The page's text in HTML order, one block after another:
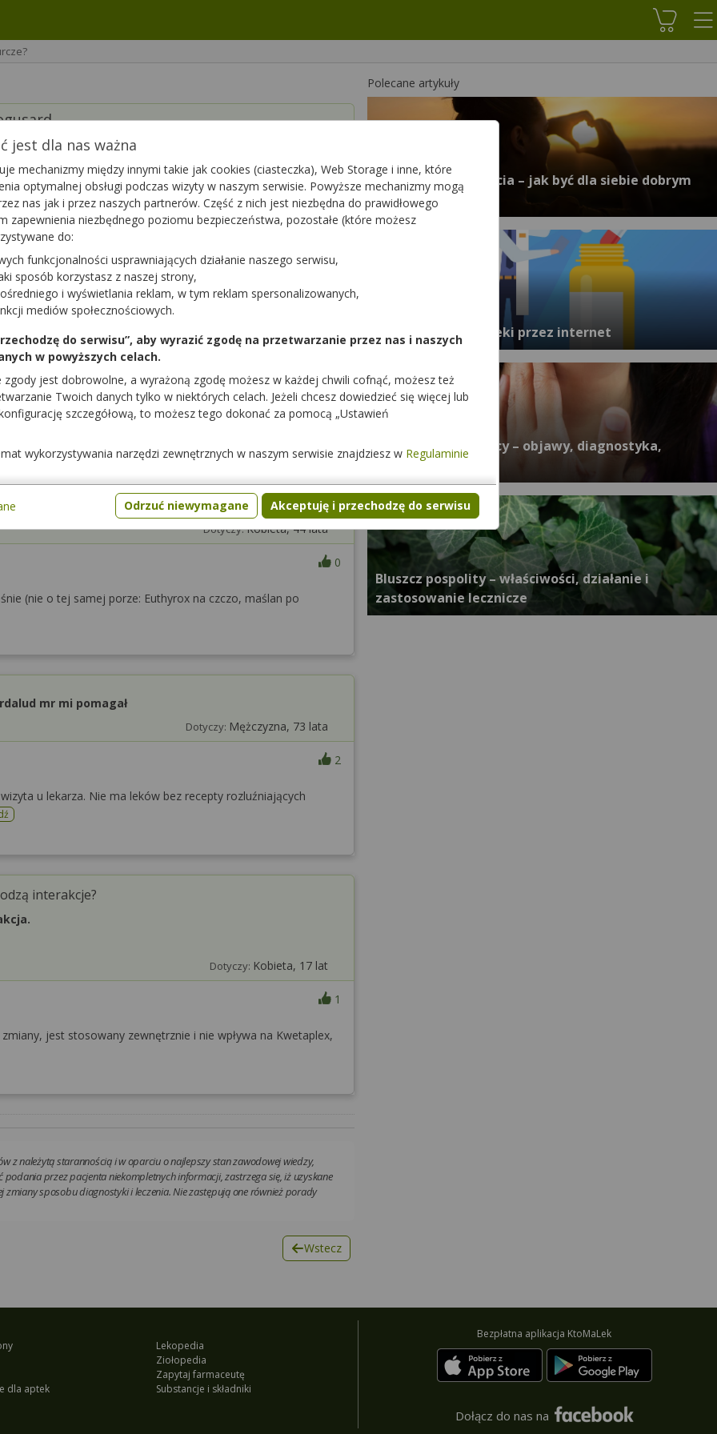
Koszyk
w organizmie magnez z potasem. Świetnym rozwiązaniem w
Podziękuj
1
stosować maślan sodu ?
stosować maślan sodu na problemy jelitowe
jelit, wzdęcia?
Dotyczy:Kobieta, 44 lata
0
(nie o tej samej porze: Euthyrox na czczo, maślan po
mr mi pomagał
Dotyczy: Mężczyzna, 73 lata
2
u lekarza. Nie ma leków bez recepty rozluźniających
interakcje?
Dotyczy: Kobieta, 17 lat
1
jest stosowany zewnętrznie i nie wpływa na Kwetaplex,
z należytą starannością i w oparciu o najlepszy stan zawodowej wiedzy,
przez pacjenta niekompletnych informacji, zastrzega się, iż uzyskane
sposobu diagnostyki i leczenia. Nie zastępują one również porady
Wstecz
Polecane artykuły
Siła samowspółczucia – jak być dla siebie dobrym
przyjacielem
Papin.pl – zamów leki przez internet
Nowotwory tarczycy – objawy, diagnostyka,
leczenie
Bluszcz pospolity – właściwości, działanie i
zastosowanie lecznicze
dla aptek
Lekopedia
Ziołopedia
Zapytaj farmaceutę
Substancje i składniki
Bezpłatna aplikacja KtoMaLek
Dołącz do nas na
jest dla nas ważna
mechanizmy między innymi takie jak cookies (ciasteczka), Web Storage i inne, które
optymalnej obsługi podczas wizyty w naszym serwisie. Powyższe mechanizmy mogą
nas jak i przez naszych partnerów. Część z nich jest niezbędna do prawidłowego
zapewnienia niezbędnego poziomu bezpieczeństwa, pozostałe (które możesz
do:
funkcjonalności usprawniających działanie naszego serwisu,
sposób korzystasz z naszej strony,
i wyświetlania reklam, w tym reklam spersonalizowanych,
mediów społecznościowych.
do serwisu”, aby wyrazić zgodę na przetwarzanie przez nas i naszych
w powyższych celach.
zgody jest dobrowolne, a wyrażoną zgodę możesz w każdej chwili cofnąć, możesz też
Twoich danych tylko w niektórych celach. Jeżeli chcesz dowiedzieć się więcej lub
szczegółową, to możesz tego dokonać za pomocą „Ustawień
wykorzystywania narzędzi zewnętrznych w naszym serwisie znajdziesz w Regulaminie
Odrzuć niewymagane Akceptuję i przechodzę do serwisu